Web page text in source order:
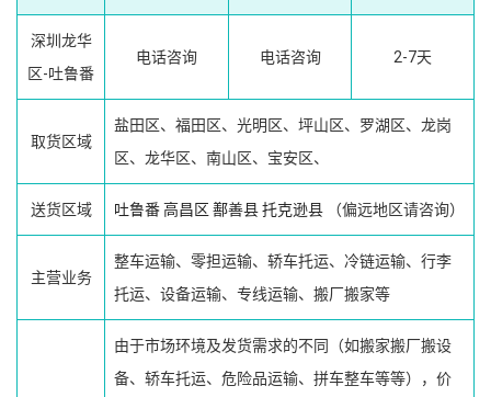
深圳龙华
区-吐鲁番
电话咨询 电话咨询 2-7天
取货区域
盐田区、福田区、光明区、坪山区、罗湖区、龙岗
区、龙华区、南山区、宝安区、
送货区域 吐鲁番高昌区 鄯善县托克逊县 （偏远地区请咨询）
主营业务
整车运输、零担运输、轿车托运、冷链运输、行李
托运、设备运输、专线运输、搬厂搬家等
由于市场环境及发货需求的不同（如搬家搬厂搬设
备、轿车托运、危险品运输、拼车整车等等），价